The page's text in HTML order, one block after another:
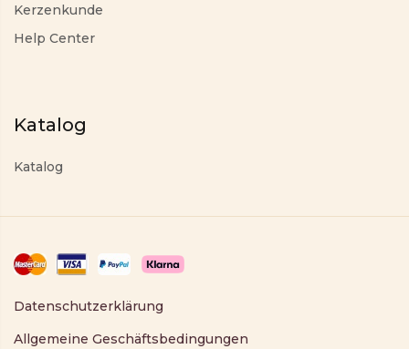
Kerzenkunde
Help Center
Katalog
Katalog
Datenschutzerklärung
Allgemeine Geschäftsbedingungen